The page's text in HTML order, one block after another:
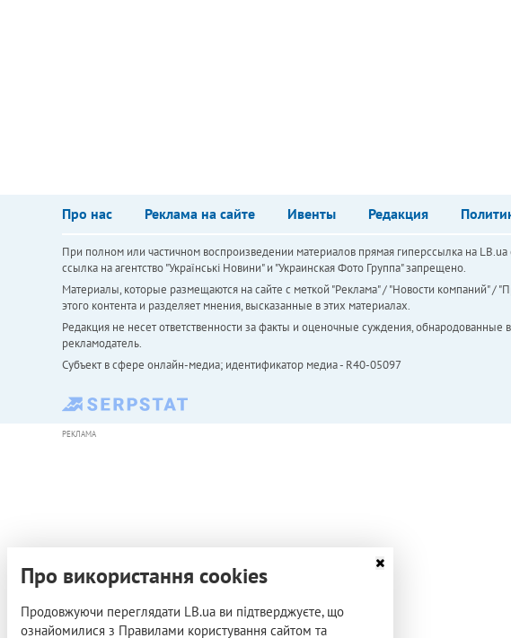
Про нас Реклама на сайте Ивенты Редакция
При полном или частичном воспроизведении материалов прямая гиперссылка на
ссылка на агентство "Українськi Новини" и "Украинская Фото Группа" запрещено.
Материалы, которые размещаются на сайте с меткой "Реклама" / "Новости компаний" /
этого контента и разделяет мнения, высказанные в этих материалах.
Редакция не несет ответственности за факты и оценочные суждения, обнародованные
рекламодатель.
Субъект в сфере онлайн-медиа; идентификатор медиа - R40-05097
РЕКЛАМА
Про використання cookies
Продовжуючи переглядати LB.ua ви підтверджуєте, що
ознайомилися з Правилами користування сайтом та